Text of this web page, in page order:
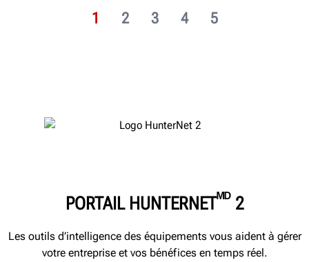
1 2 3 4 5
PORTAIL HUNTERNETᴹᴰ2
Les outils d’intelligence des équipements vous aident à gérer
votre entreprise et vos bénéfices en temps réel.